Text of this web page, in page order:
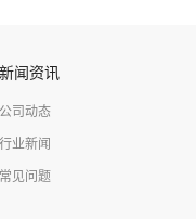
新闻资讯
公司动态
行业新闻
常见问题